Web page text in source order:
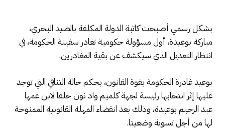
بشكل رسمي أصبحت كاتبة الدولة المكلفة بالصيد البحري،
مباركة بوعيدة، أول مسؤولة حكومية تغادر سفينة الحكومة، في
انتظار التعديل الذي سيكشف عن بقية المغادرين.
بوعيد غادرة الحكومة بقوة القانون، بحكم حالة التنافي التي توجد
عليها إثر انتخابها رئيسة لجهة كلميم واد نون خلفا لابن عمها
عبد الرحيم بوعيدة، وذلك بعد انقضاء المهلة القانونية الممنوحة
لها من أجل تسوية وضعيتا.